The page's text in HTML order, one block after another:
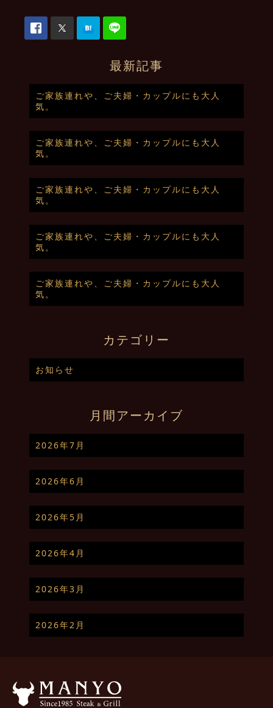
最新記事
ご家族連れや、ご夫婦・カップルにも大人
気。
ご家族連れや、ご夫婦・カップルにも大人
気。
ご家族連れや、ご夫婦・カップルにも大人
気。
ご家族連れや、ご夫婦・カップルにも大人
気。
ご家族連れや、ご夫婦・カップルにも大人
気。
カテゴリー
お知らせ
月間アーカイブ
2026年7月
2026年6月
2026年5月
2026年4月
2026年3月
2026年2月